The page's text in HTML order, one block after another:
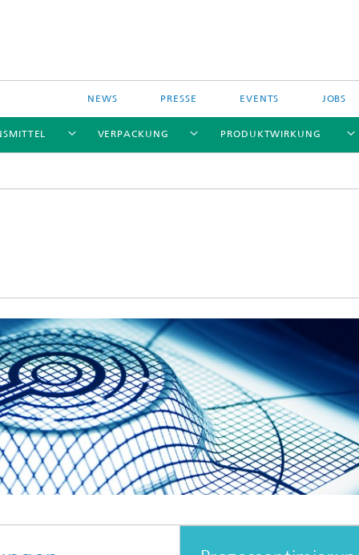
NEWS PRESSE EVENTS JOBS
VERPACKUNG PRODUKTWIRKUNG